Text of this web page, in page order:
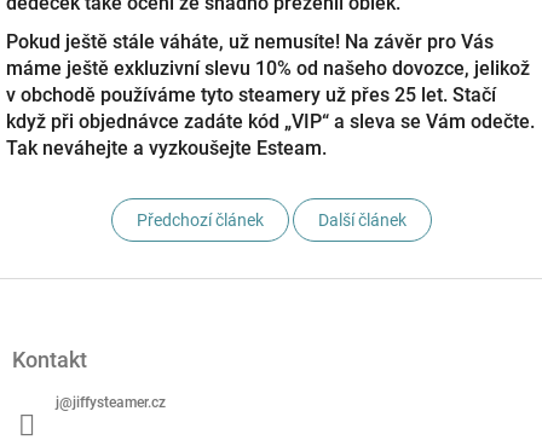
Pokud ještě stále váháte, už nemusíte! Na závěr pro Vás
máme ještě exkluzivní slevu 10% od našeho dovozce, jelikož
v obchodě používáme tyto steamery už přes 25 let. Stačí
když při objednávce zadáte kód „VIP“ a sleva se Vám odečte.
Tak neváhejte a vyzkoušejte Esteam.
Předchozí článek Další článek
Kontakt
j@jiffysteamer.cz